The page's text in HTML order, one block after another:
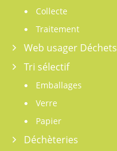
Collecte
Traitement
Web usager Déchets
Tri sélectif
Emballages
Verre
Papier
Déchèteries